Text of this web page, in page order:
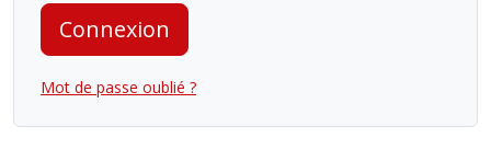
Connexion
Mot de passe oublié ?